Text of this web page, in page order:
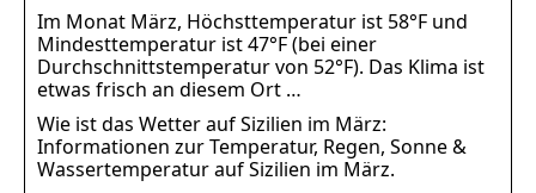
Im Monat März, Höchsttemperatur ist 58°F und
Mindesttemperatur ist 47°F (bei einer
Durchschnittstemperatur von 52°F). Das Klima ist
etwas frisch an diesem Ort …
Wie ist das Wetter auf Sizilien im März:
Informationen zur Temperatur, Regen, Sonne &
Wassertemperatur auf Sizilien im März.